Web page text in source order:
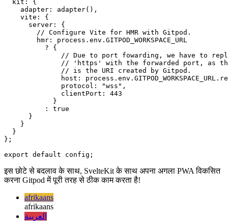
/** @type {import('@sveltejs/kit').Config} */
const config = {
  preprocess: preprocess(),
    adapter: adapter(),
    vite: {
      server: {
        // Configure Vite for HMR with Gitpod.
        hmr: process.env.GITPOD_WORKSPACE_URL
// Due to port fowarding, we have to
// 'https' with the forwarded port, as
              // is the URI created by Gitpod.
host:
              protocol: "wss",
              clientPort: 443
            }
          : true
      }
    }
  }
};
इस छोटे से बदलाव के साथ, SvelteKit के साथ अपना अगला PWA विकसित
करना Gitpod में पूरी तरह से ठीक काम करता है!